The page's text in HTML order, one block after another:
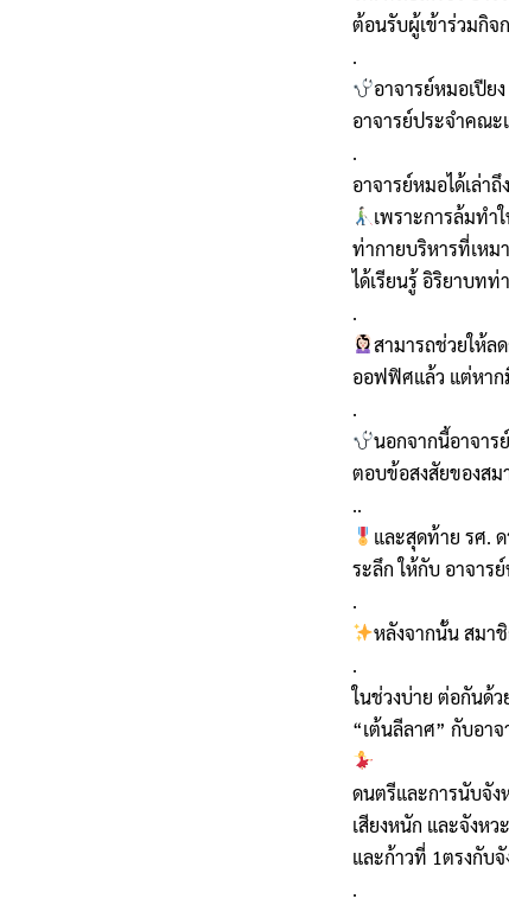
ต้อนรับผู้เข้าร่วมกิจ
.
อาจารย์หมอเปีย
อาจารย์ประจำคณะ
.
อาจารย์หมอได้เล่า
เพราะการล้มทำ
ท่ากายบริหารที่เหม
ได้เรียนรู้ อิริยาบทท่
.
สามารถช่วยให้ล
ออฟฟิศแล้ว แต่หาก
.
นอกจากนี้อาจาร
ตอบข้อสงสัยของสม
..
และสุดท้าย รศ.
ระลึก ให้กับ อาจาร
.
หลังจากนั้น สมา
.
ในช่วงบ่าย ต่อกันด้ว
“เต้นลีลาศ” กับอา
ดนตรีและการนับจัง
เสียงหนัก และจังห
และก้าวที่ 1ตรงกับ
.